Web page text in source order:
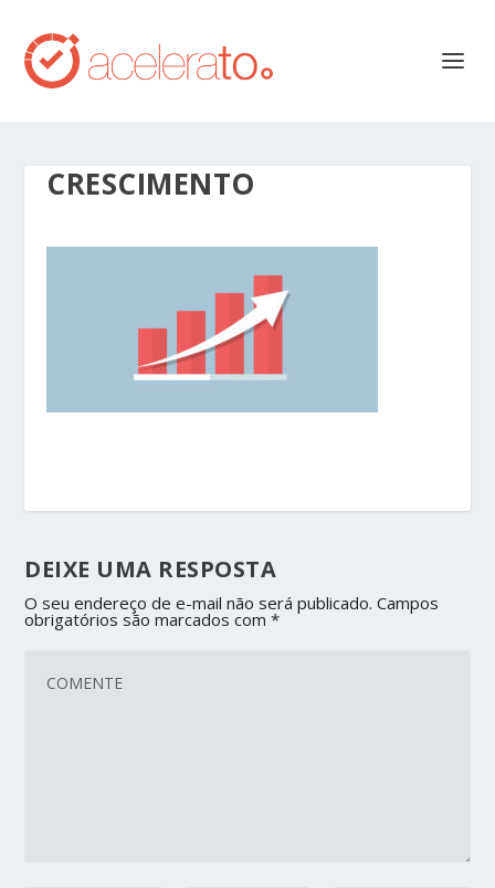
CRESCIMENTO
DEIXE UMA RESPOSTA
O seu endereço de e-mail não será publicado. Campos
obrigatórios são marcados com*